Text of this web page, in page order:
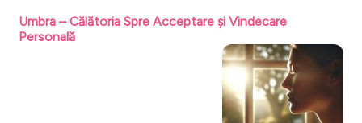
Umbra – Călătoria Spre Acceptare și Vindecare
Personală